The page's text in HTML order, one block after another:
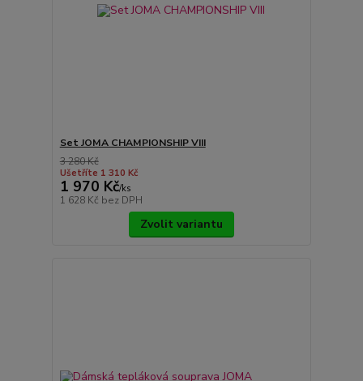
Set JOMA CHAMPIONSHIP VIII
3 280 Kč
Ušetříte 1 310 Kč
1 970 Kč/ks
1 628 Kč bez DPH
Zvolit variantu